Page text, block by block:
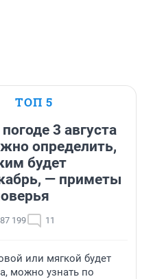
ТОП 5
3 августа
определить,
будет
— приметы
87 199 11
или мягкой будет
можно узнать по